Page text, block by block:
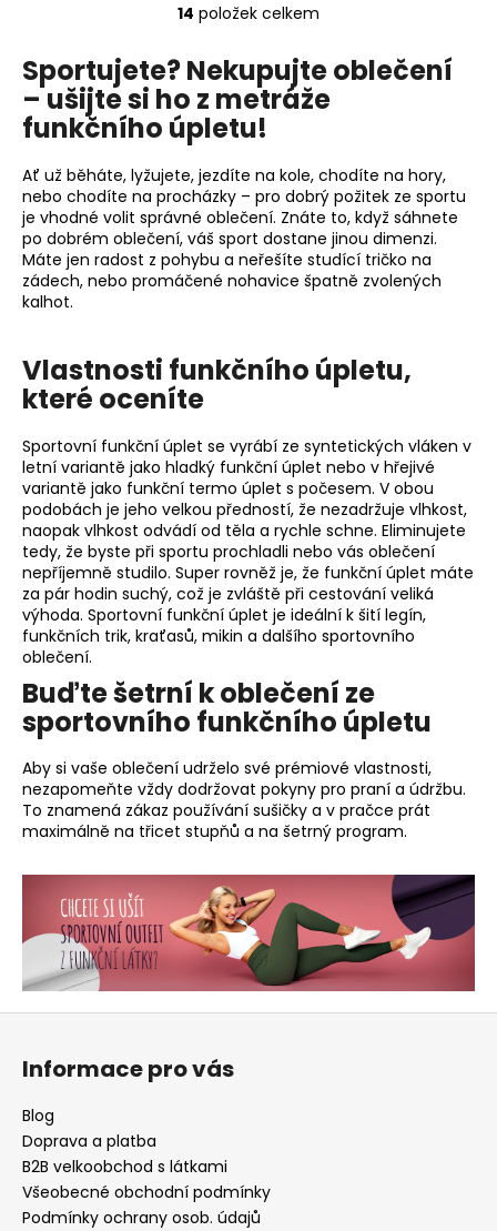
O
l
á
d
a
c
í
p
r
v
k
ý
p
s
u
14 položek celkem
Sportujete? Nekupujte oblečení
– ušijte si ho z metráže
funkčního úpletu!
Ať už běháte, lyžujete, jezdíte na kole, chodíte na hory,
nebo chodíte na procházky – pro dobrý požitek ze sportu
je vhodné volit správné oblečení. Znáte to, když sáhnete
po dobrém oblečení, váš sport dostane jinou dimenzi.
Máte jen radost z pohybu a neřešíte studící tričko na
zádech, nebo promáčené nohavice špatně zvolených
kalhot.
Vlastnosti funkčního úpletu,
které oceníte
Sportovní funkční úplet se vyrábí ze syntetických vláken v
letní variantě jako hladký funkční úplet nebo v hřejivé
variantě jako funkční termo úplet s počesem. V obou
podobách je jeho velkou předností, že nezadržuje vlhkost,
naopak vlhkost odvádí od těla a rychle schne. Eliminujete
tedy, že byste při sportu prochladli nebo vás oblečení
nepříjemně studilo. Super rovněž je, že funkční úplet máte
za pár hodin suchý, což je zvláště při cestování veliká
výhoda. Sportovní funkční úplet je ideální k šití legín,
funkčních trik, kraťasů, mikin a dalšího sportovního
oblečení.
Buďte šetrní k oblečení ze
sportovního funkčního úpletu
Aby si vaše oblečení udrželo své prémiové vlastnosti,
nezapomeňte vždy dodržovat pokyny pro praní a údržbu.
To znamená zákaz používání sušičky a v pračce prát
maximálně na třicet stupňů a na šetrný program.
Informace pro vás
Blog
Doprava a platba
B2B velkoobchod s látkami
Všeobecné obchodní podmínky
Podmínky ochrany osob. údajů